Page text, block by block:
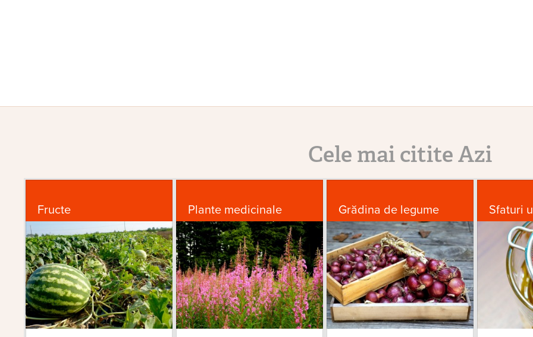
Cele mai citite Azi
Fructe Plante medicinale Grădina de legume Sfaturi